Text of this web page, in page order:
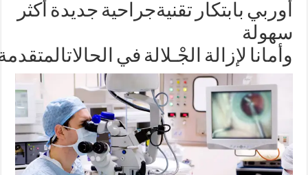
أوربي بابتكار تقنيةجراحية جديدة أكثر
سهولة
وأمانا لإزالة الجْـلالة في الحالاتالمتقدمة.